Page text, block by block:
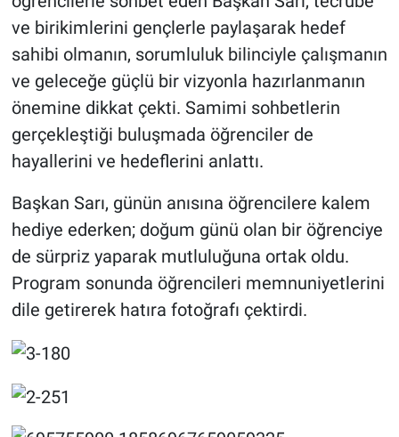
ve birikimlerini gençlerle paylaşarak hedef
sahibi olmanın, sorumluluk bilinciyle çalışmanın
ve geleceğe güçlü bir vizyonla hazırlanmanın
önemine dikkat çekti. Samimi sohbetlerin
gerçekleştiği buluşmada öğrenciler de
hayallerini ve hedeflerini anlattı.
Başkan Sarı, günün anısına öğrencilere kalem
hediye ederken; doğum günü olan bir öğrenciye
de sürpriz yaparak mutluluğuna ortak oldu.
Program sonunda öğrencileri memnuniyetlerini
dile getirerek hatıra fotoğrafı çektirdi.